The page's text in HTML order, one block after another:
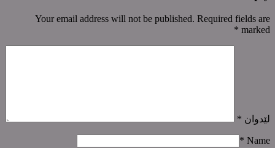
Your email address will not be published. Required fields are
marked
*
لێدوان *
Name
*